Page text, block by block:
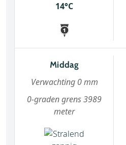
14°C
Middag
Verwachting 0 mm
0-graden grens 3989
meter